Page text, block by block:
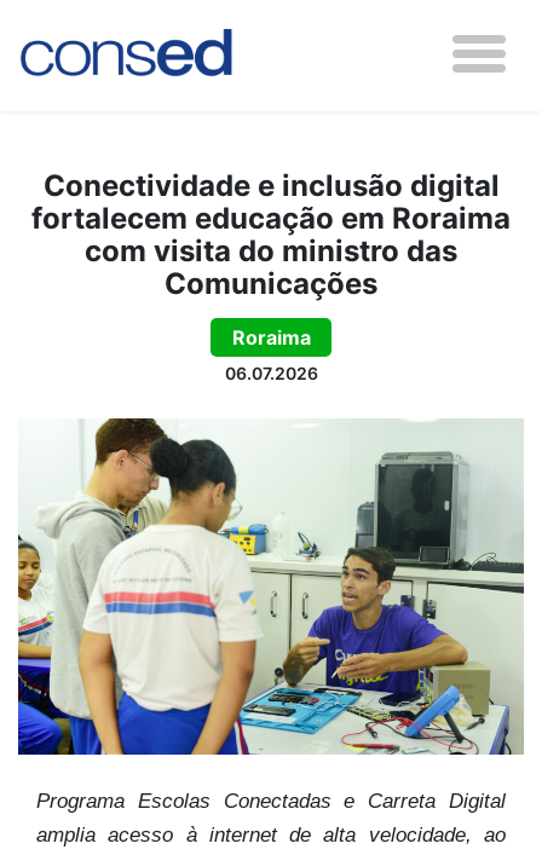
Conectividade e inclusão digital
fortalecem educação em Roraima
com visita do ministro das
Comunicações
Roraima
06.07.2026
Programa Escolas Conectadas e Carreta Digital
amplia acesso à internet de alta velocidade, ao